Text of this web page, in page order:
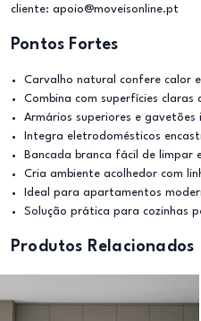
cliente: apoio@moveisonline.pt
Pontos Fortes
Carvalho natural confere calor
Combina com superfícies claras
Armários superiores e
Integra eletrodomésticos
Bancada branca fácil de limpar
Cria ambiente acolhedor com
Ideal para apartamentos
Solução prática para cozinhas
Produtos Relacionados